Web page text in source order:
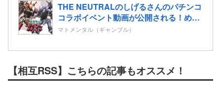
THE NEUTRALのしげるさんのパチンコ
コラボイベント動画が公開される！めっ
ちゃ楽しそうだな！！！
マトメンタル（ギャンブル）
【相互RSS】こちらの記事もオススメ！